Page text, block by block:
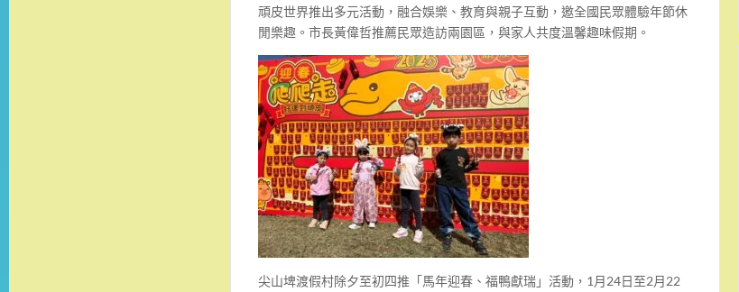
頑皮世界推出多元活動，融合娛樂、教育與親子互動，邀全國民眾體驗年節休
閒樂趣。市長黃偉哲推薦民眾造訪兩園區，與家人共度溫馨趣味假期。
尖山埤渡假村除夕至初四推「馬年迎春、福鴨獻瑞」活動，1月24日至2月22